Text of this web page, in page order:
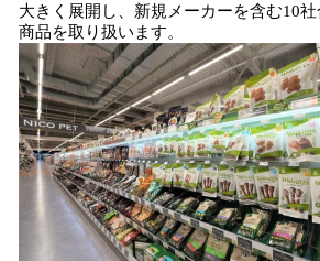
大きく展開し、新規メーカーを含む10
商品を取り扱います。